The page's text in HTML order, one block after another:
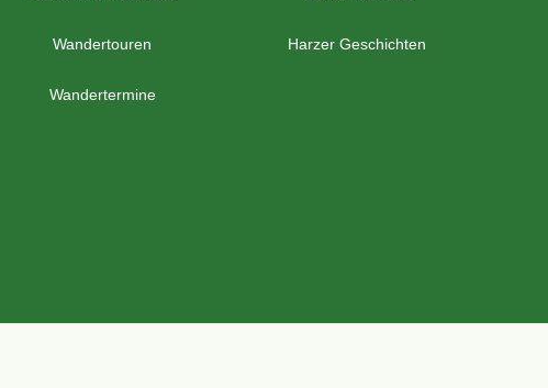
Wandertouren
Wandertermine
Harzer Geschichten